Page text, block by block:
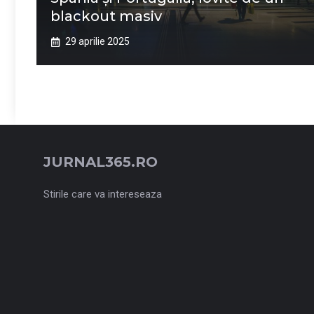
blackout masiv
29 aprilie 2025
JURNAL365.RO
Stirile care va intereseaza